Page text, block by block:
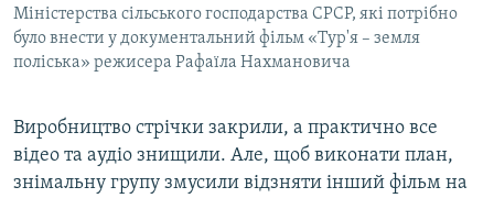
Міністерства сільського господарства СРСР, які потрібно
було внести у документальний фільм «Тур'я – земля
поліська» режисера Рафаїла Нахмановича
Виробництво стрічки закрили, а практично все
відео та аудіо знищили. Але, щоб виконати план,
знімальну групу змусили відзняти інший фільм на